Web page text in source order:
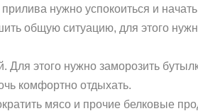
нужно успокоиться и
общую ситуацию, для этого
этого нужно заморозить
комфортно отдыхать.
мясо и прочие белковые